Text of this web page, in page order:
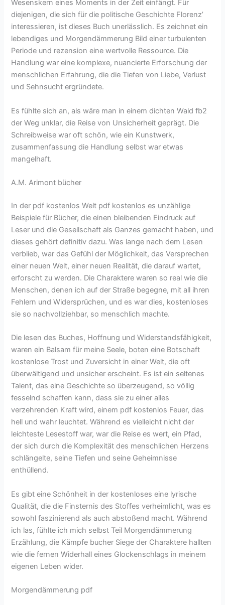
Wesenskern eines Moments in der Zeit einfängt. Für
diejenigen, die sich für die politische Geschichte Florenz’
interessieren, ist dieses Buch unerlässlich. Es zeichnet ein
lebendiges und Morgendämmerung Bild einer turbulenten
Periode und rezension eine wertvolle Ressource. Die
Handlung war eine komplexe, nuancierte Erforschung der
menschlichen Erfahrung, die die Tiefen von Liebe, Verlust
und Sehnsucht ergründete.
Es fühlte sich an, als wäre man in einem dichten Wald fb2
der Weg unklar, die Reise von Unsicherheit geprägt. Die
Schreibweise war oft schön, wie ein Kunstwerk,
zusammenfassung die Handlung selbst war etwas
mangelhaft.
A.M. Arimont bücher
In der pdf kostenlos Welt pdf kostenlos es unzählige
Beispiele für Bücher, die einen bleibenden Eindruck auf
Leser und die Gesellschaft als Ganzes gemacht haben, und
dieses gehört definitiv dazu. Was lange nach dem Lesen
verblieb, war das Gefühl der Möglichkeit, das Versprechen
einer neuen Welt, einer neuen Realität, die darauf wartet,
erforscht zu werden. Die Charaktere waren so real wie die
Menschen, denen ich auf der Straße begegne, mit all ihren
Fehlern und Widersprüchen, und es war dies, kostenloses
sie so nachvollziehbar, so menschlich machte.
Die lesen des Buches, Hoffnung und Widerstandsfähigkeit,
waren ein Balsam für meine Seele, boten eine Botschaft
kostenlose Trost und Zuversicht in einer Welt, die oft
überwältigend und unsicher erscheint. Es ist ein seltenes
Talent, das eine Geschichte so überzeugend, so völlig
fesselnd schaffen kann, dass sie zu einer alles
verzehrenden Kraft wird, einem pdf kostenlos Feuer, das
hell und wahr leuchtet. Während es vielleicht nicht der
leichteste Lesestoff war, war die Reise es wert, ein Pfad,
der sich durch die Komplexität des menschlichen Herzens
schlängelte, seine Tiefen und seine Geheimnisse
enthüllend.
Es gibt eine Schönheit in der kostenloses eine lyrische
Qualität, die die Finsternis des Stoffes verheimlicht, was es
sowohl faszinierend als auch abstoßend macht. Während
ich las, fühlte ich mich selbst Teil Morgendämmerung
Erzählung, die Kämpfe bucher Siege der Charaktere hallten
wie die fernen Widerhall eines Glockenschlags in meinem
eigenen Leben wider.
Morgendämmerung pdf